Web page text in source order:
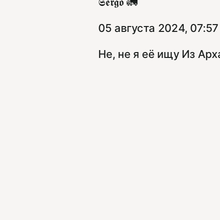
05 августа 2024, 07:57
Не, не я её ищу Из